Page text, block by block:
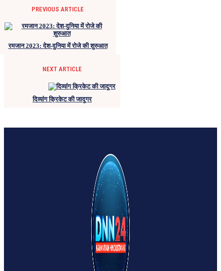
PREVIOUS ARTICLE
रमजान 2023: देश-दुनिया में रोजे की शुरुआत
NEXT ARTICLE
दिव्यांग क्रिकेट की जादूगर